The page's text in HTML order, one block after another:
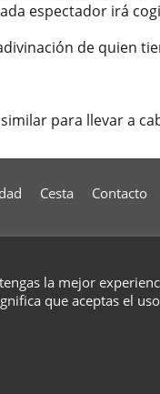
espectador irá
de quien
para llevar a
Cesta Contacto
la mejor
que aceptas el